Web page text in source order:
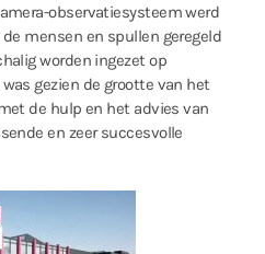
observatiesysteem werd
mensen en spullen geregeld
worden ingezet op
gezien de grootte van het
de hulp en het advies van
en zeer succesvolle